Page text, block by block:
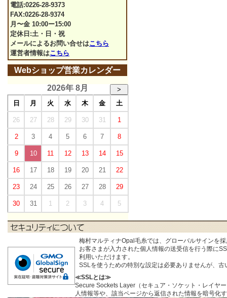
電話:0226-28-9373
FAX:0226-28-9374
月〜金 10:00ー15:00
定休日:土・日・祝
メールによるお問い合せはこちら
運営者情報はこちら
Webショップ営業カレンダー
2026年 8月
>
日
月 火 水 木 金 土
26 27 28 29 30 31 1
2 3 4 5 6 7 8
9 10 11 12 13 14 15
16 17 18 19 20 21 22
23 24 25 26 27 28 29
30 31 1 2 3 4 5
梅村マルティナOpal毛糸では、グローバルサインを
お客さまが入力された個人情報の送受信を行う際に
利用いただけます。
SSLを使うための特別な設定は必要ありませんが、
≪SSLとは≫
Secure Sockets Layer（セキュア・ソケット・レイヤ
人情報等や、該当ページから返信された情報を暗号化